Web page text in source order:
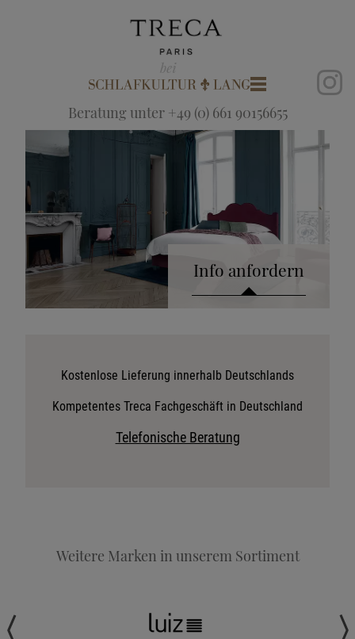
Beratung unter +49 (0) 661 90156655
Info anfordern
Stoffkollektion anfordern
Telefonische Beratung anfordern
Kostenlose Lieferung innerhalb Deutschlands
Kompetentes Treca Fachgeschäft in Deutschland
Telefonische Beratung
Weitere Marken in unserem Sortiment